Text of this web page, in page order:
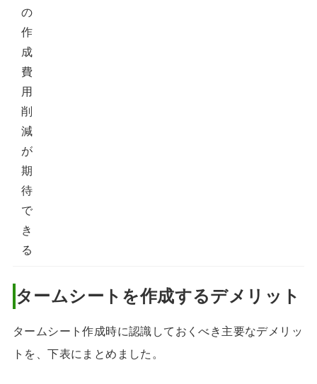
の
作
成
費
用
削
減
が
期
待
で
き
る
タームシートを作成するデメリット
タームシート作成時に認識しておくべき主要なデメリッ
トを、下表にまとめました。